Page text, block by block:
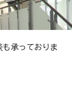
承っておりま